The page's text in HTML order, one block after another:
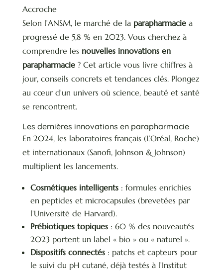
Accroche
Selon l’ANSM, le marché de la parapharmaciea
progressé de 5,8 % en 2023. Vous cherchez à
comprendre les nouvelles innovations en
parapharmacie? Cet article vous livre chiffres à
jour, conseils concrets et tendances clés. Plongez
au cœur d’un univers où science, beauté et santé
se rencontrent.
Les dernières innovations en parapharmacie
En 2024, les laboratoires français (L’Oréal, Roche)
et internationaux (Sanofi, Johnson & Johnson)
multiplient les lancements.
Cosmétiques intelligents: formules enrichies
en peptides et microcapsules (brevetées par
l’Université de Harvard).
Prébiotiques topiques: 60 % des nouveautés
2023 portent un label « bio » ou « naturel ».
Dispositifs connectés: patchs et capteurs pour
le suivi du pH cutané, déjà testés à l’Institut